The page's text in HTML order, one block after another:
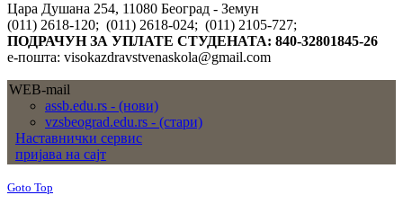
Цара Душана 254, 11080 Београд - Земун
(011) 2618-120; (011) 2618-024; (011) 2105-727;
ПОДРАЧУН ЗА УПЛАТЕ СТУДЕНАТА: 840-32801845-26
е-пошта: visokazdravstvenaskola@gmail.com
WEB-mail
assb.edu.rs - (нови)
vzsbeograd.edu.rs - (стари)
Наставнички сервис
пријава на сајт
Goto Top